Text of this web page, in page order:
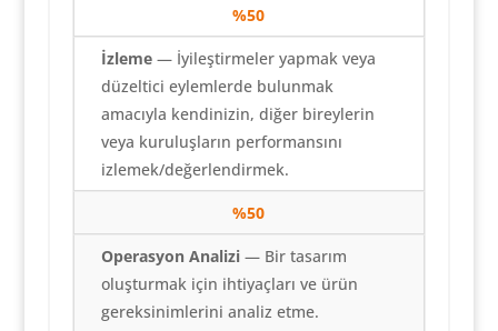
%50
İzleme— İyileştirmeler yapmak veya
düzeltici eylemlerde bulunmak
amacıyla kendinizin, diğer bireylerin
veya kuruluşların performansını
izlemek/değerlendirmek.
%50
Operasyon Analizi— Bir tasarım
oluşturmak için ihtiyaçları ve ürün
gereksinimlerini analiz etme.